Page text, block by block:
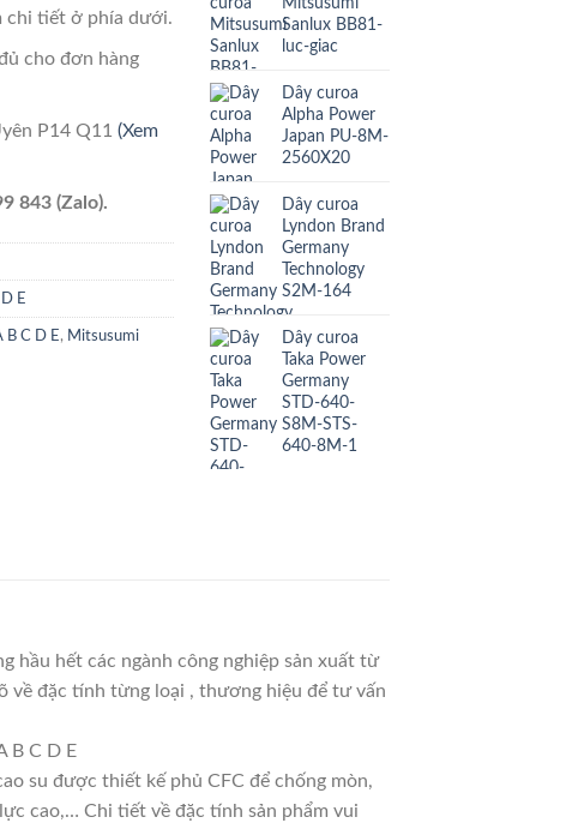
chi tiết ở phía dưới.
cho đơn hàng
P14 Q11 (Xem
843 (Zalo).
E
B C D E , Mitsusumi
Sanlux BB81-
luc-giac
Dây curoa
Alpha Power
Japan PU-8M-
2560X20
Dây curoa
Lyndon Brand
Germany
Technology
S2M-164
Dây curoa
Taka Power
Germany
STD-640-
S8M-STS-
640-8M-1
hầu hết các ngành công nghiệp sản xuất từ
về đặc tính từng loại , thương hiệu để tư vấn
B C D E
su được thiết kế phủ CFC để chống mòn,
cao,… Chi tiết về đặc tính sản phẩm vui